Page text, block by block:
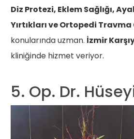
Diz Protezi, Eklem Sağlığı,
Yırtıkları ve Ortopedi
konularında uzman. İzmir
kliniğinde hizmet veriyor.
5. Op. Dr.